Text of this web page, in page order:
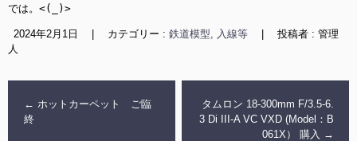
では。<(_)>
2024年2月1日 カテゴリー : 鉄道模型, 入線等
投稿者 : 管理
人
← ホットカーペット ご臨
終
タムロン 18-300mm F/3.5-6.
3 Di III-A VC VXD (Model：B
061X） 購入 →